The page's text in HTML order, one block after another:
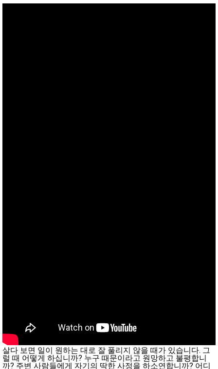
살다 보면 일이 원하는 대로 잘 풀리지 않을 때가 있습니다. 그
럴 때 어떻게 하십니까? 누구 때문이라고 원망하고 불평합니
까? 주변 사람들에게 자기의 딱한 사정을 하소연합니까? 어디